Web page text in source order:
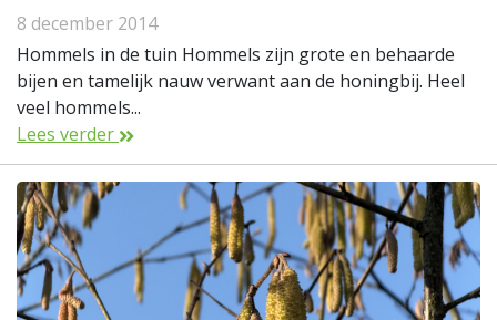
8 december 2014
Hommels in de tuin Hommels zijn grote en behaarde
bijen en tamelijk nauw verwant aan de honingbij. Heel
veel hommels...
Lees verder